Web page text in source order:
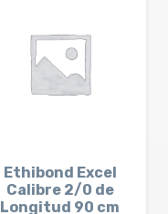
Ethibond Excel
Calibre 2/0 de
Longitud 90 cm